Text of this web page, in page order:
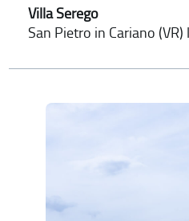
Villa Serego
San Pietro in Cariano